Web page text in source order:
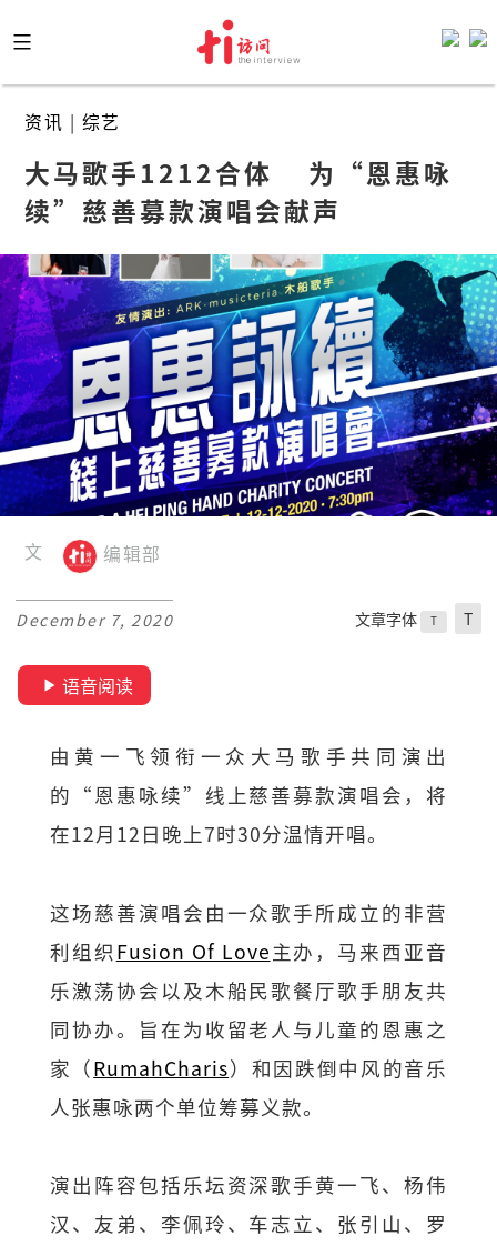
to
content
资讯 | 综艺
大马歌手1212合体    为“恩惠咏
续”慈善募款演唱会献声
文 编辑部
December 7, 2020 文章字体 T T
语音阅读
由黄一飞领衔一众大马歌手共同演出
的“恩惠咏续”线上慈善募款演唱会，将
在12月12日晚上7时30分温情开唱。
这场慈善演唱会由一众歌手所成立的非营
利组织 Fusion Of Love主办，马来西亚音
乐激荡协会以及木船民歌餐厅歌手朋友共
同协办。旨在为收留老人与儿童的恩惠之
家（RumahCharis）和因跌倒中风的音乐
人张惠咏两个单位筹募义款。
演出阵容包括乐坛资深歌手黄一飞、杨伟
汉、友弟、李佩玲、车志立、张引山、罗